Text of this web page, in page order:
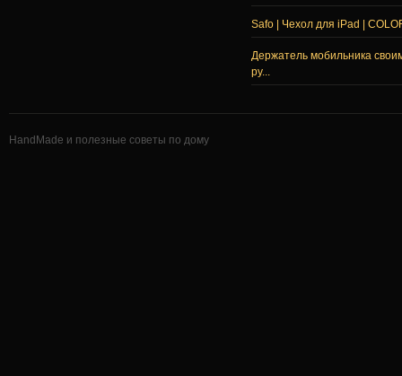
Safo | Чехол для iPad |
Держатель мобильника
ру...
HandMade и полезные советы по дому